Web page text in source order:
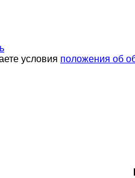
условия положения об